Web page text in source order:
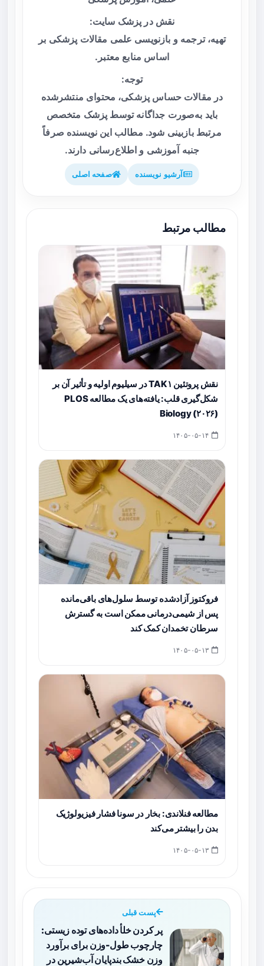
نقش در پزشک سایت:
تهیه، ترجمه و بازنویسی علمی مقالات پزشکی بر
اساس منابع معتبر.
توجه:
در مقالات حساس پزشکی، محتوای منتشرشده
باید به‌صورت جداگانه توسط پزشک متخصص
مرتبط بازبینی شود. مطالب این نویسنده صرفاً
جنبه آموزشی و اطلاع‌رسانی دارند.
آرشیو نویسنده صفحه اصلی
مطالب مرتبط
نقش پروتئین TAK۱ در سیلیوم اولیه و تأثیر آن بر
شکل‌گیری قلب: یافته‌های یک مطالعه PLOS
Biology (۲۰۲۶)
فروکتوز آزادشده توسط سلول‌های باقی‌مانده
پس از شیمی‌درمانی ممکن است به گسترش
سرطان تخمدان کمک کند
مطالعه فنلاندی: بخار در سونا فشار فیزیولوژیک
بدن را بیشتر می‌کند
پست قبلی
پر کردن خلأ داده‌های توده زیستی:
چارچوب طول-وزن برای برآورد
وزن خشک بندپایان آب‌شیرین در